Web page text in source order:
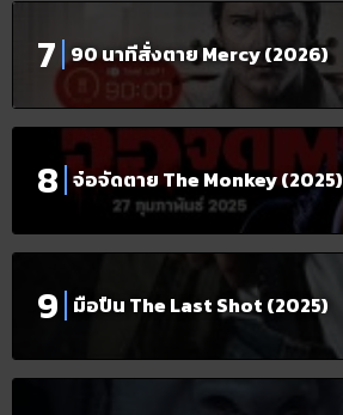
90 นาทีสั่งตาย Mercy (2026)
จ๋อจัดตาย The Monkey (2025)
มือปืน The Last Shot (2025)